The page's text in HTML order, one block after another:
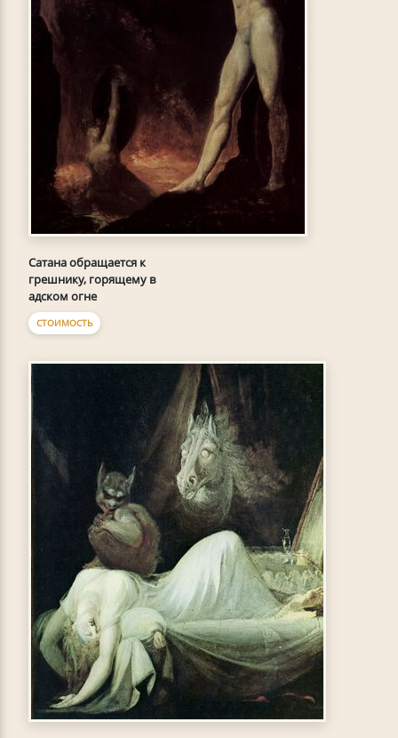
Сатана обращается к
грешнику, горящему в
адском огне
СТОИМОСТЬ